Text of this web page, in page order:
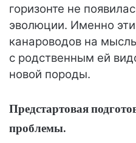
горизонте не
эволюции. Именно
канароводов на
с родственным ей
новой породы.
Предстартовая
проблемы.